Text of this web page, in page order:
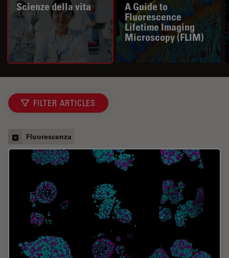
Scienze della vita
A Guide to
Fluorescence
Lifetime Imaging
Microscopy (FLIM)
FILTER ARTICLES
Fluorescenza